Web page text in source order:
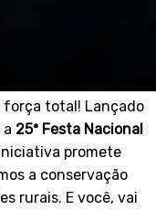
total! Lançado
25ª Festa Nacional
promete
a conservação
rurais. E você, vai